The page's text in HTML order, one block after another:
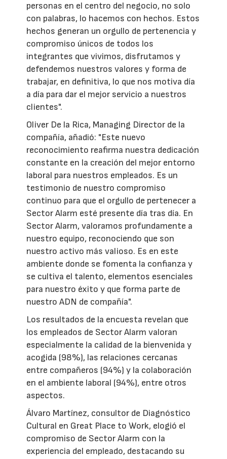
personas en el centro del negocio, no solo
con palabras, lo hacemos con hechos. Estos
hechos generan un orgullo de pertenencia y
compromiso únicos de todos los
integrantes que vivimos, disfrutamos y
defendemos nuestros valores y forma de
trabajar, en definitiva, lo que nos motiva día
a día para dar el mejor servicio a nuestros
clientes".
Oliver De la Rica, Managing Director de la
compañía, añadió: "Este nuevo
reconocimiento reafirma nuestra dedicación
constante en la creación del mejor entorno
laboral para nuestros empleados. Es un
testimonio de nuestro compromiso
continuo para que el orgullo de pertenecer a
Sector Alarm esté presente día tras día. En
Sector Alarm, valoramos profundamente a
nuestro equipo, reconociendo que son
nuestro activo más valioso. Es en este
ambiente donde se fomenta la confianza y
se cultiva el talento, elementos esenciales
para nuestro éxito y que forma parte de
nuestro ADN de compañía".
Los resultados de la encuesta revelan que
los empleados de Sector Alarm valoran
especialmente la calidad de la bienvenida y
acogida (98%), las relaciones cercanas
entre compañeros (94%) y la colaboración
en el ambiente laboral (94%), entre otros
aspectos.
Álvaro Martínez, consultor de Diagnóstico
Cultural en Great Place to Work, elogió el
compromiso de Sector Alarm con la
experiencia del empleado, destacando su